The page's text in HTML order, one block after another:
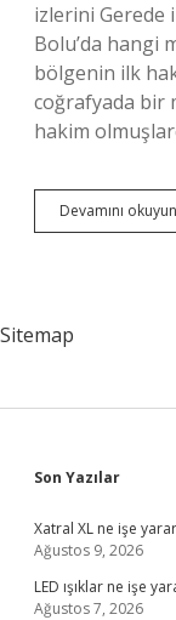
izlerini Gerede
Bolu’da hangi
bölgenin ilk
coğrafyada bir
hakim
Devamını okuyun
Sitemap
Sidebar
Son Yazılar
Xatral XL ne işe
Ağustos 9, 2026
LED ışıklar ne işe
Ağustos 7, 2026